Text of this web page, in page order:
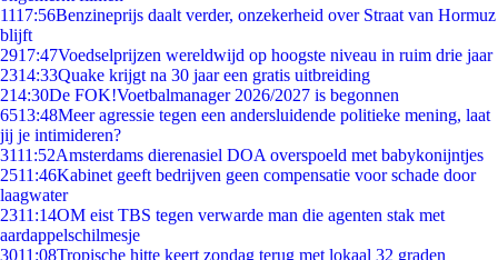
1117:56Benzineprijs daalt verder, onzekerheid over Straat van Hormuz
blijft
2917:47Voedselprijzen wereldwijd op hoogste niveau in ruim drie jaar
2314:33Quake krijgt na 30 jaar een gratis uitbreiding
214:30De FOK!Voetbalmanager 2026/2027 is begonnen
6513:48Meer agressie tegen een andersluidende politieke mening, laat
jij je intimideren?
3111:52Amsterdams dierenasiel DOA overspoeld met babykonijntjes
2511:46Kabinet geeft bedrijven geen compensatie voor schade door
laagwater
2311:14OM eist TBS tegen verwarde man die agenten stak met
aardappelschilmesje
3011:08Tropische hitte keert zondag terug met lokaal 32 graden